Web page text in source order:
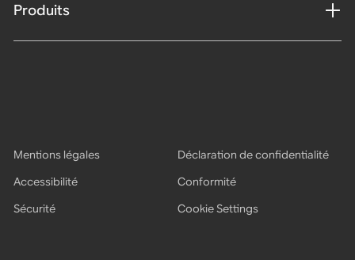
Produits
Mentions légales
Déclaration de confidentialité
Accessibilité
Conformité
Sécurité
Cookie Settings